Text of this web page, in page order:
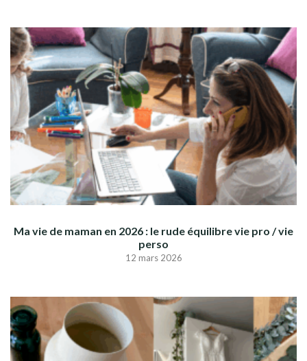
Ma vie de maman en 2026 : le rude équilibre vie pro / vie
perso
12 mars 2026